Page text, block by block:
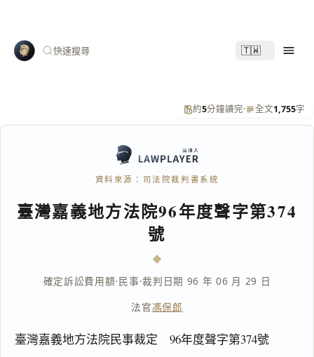
快速搜尋 🇹🇼
約5分鐘讀完· 全文1,755字
資料來源：司法院裁判書系統
臺灣嘉義地方法院96年度聲字第374
號
確定訴訟費用額·民事·裁判日期 96 年 06 月 29 日
法官馮保郎
臺灣嘉義地方法院民事裁定 96年度聲字第374號